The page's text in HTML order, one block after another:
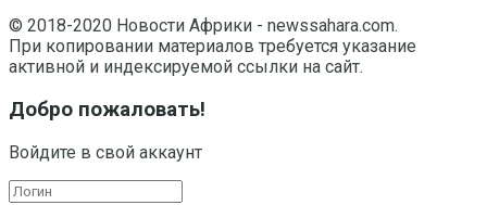
© 2018-2020 Новости Африки - newssahara.com.
При копировании материалов требуется указание
активной и индексируемой ссылки на сайт.
Добро пожаловать!
Войдите в свой аккаунт